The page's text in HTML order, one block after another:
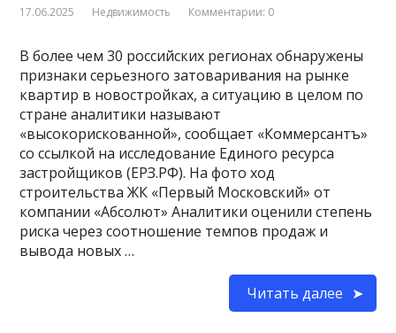
17.06.2025 Недвижимость Комментарии: 0
В более чем 30 российских регионах обнаружены
признаки серьезного затоваривания на рынке
квартир в новостройках, а ситуацию в целом по
стране аналитики называют
«высокорискованной», сообщает «Коммерсантъ»
со ссылкой на исследование Единого ресурса
застройщиков (ЕРЗ.РФ). На фото ход
строительства ЖК «Первый Московский» от
компании «Абсолют» Аналитики оценили степень
риска через соотношение темпов продаж и
вывода новых …
Читать далее